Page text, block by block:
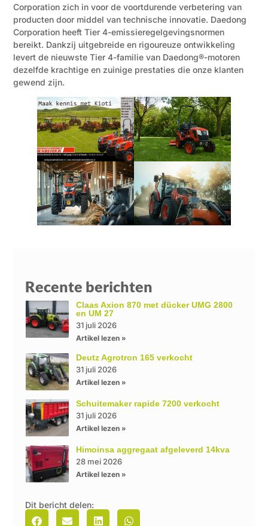
Corporation zich in voor de voortdurende verbetering van
producten door middel van technische innovatie. Daedong
Corporation heeft Tier 4-emissieregelgevingsnormen
bereikt. Dankzij uitgebreide en rigoureuze ontwikkeling
levert de nieuwste Tier 4-familie van Daedong®-motoren
dezelfde krachtige en zuinige prestaties die onze klanten
gewend zijn.
Recente berichten
Claas Axion 870 met dücker UMG 2800
en UM 27
31 juli 2026
Artikel lezen »
Deutz Agrotron 165 verkocht
31 juli 2026
Artikel lezen »
Schuitemaker rapide 7200 verkocht
31 juli 2026
Artikel lezen »
Himoinsa aggregaat afgeleverd 14kva
28 mei 2026
Artikel lezen »
Dit bericht delen: